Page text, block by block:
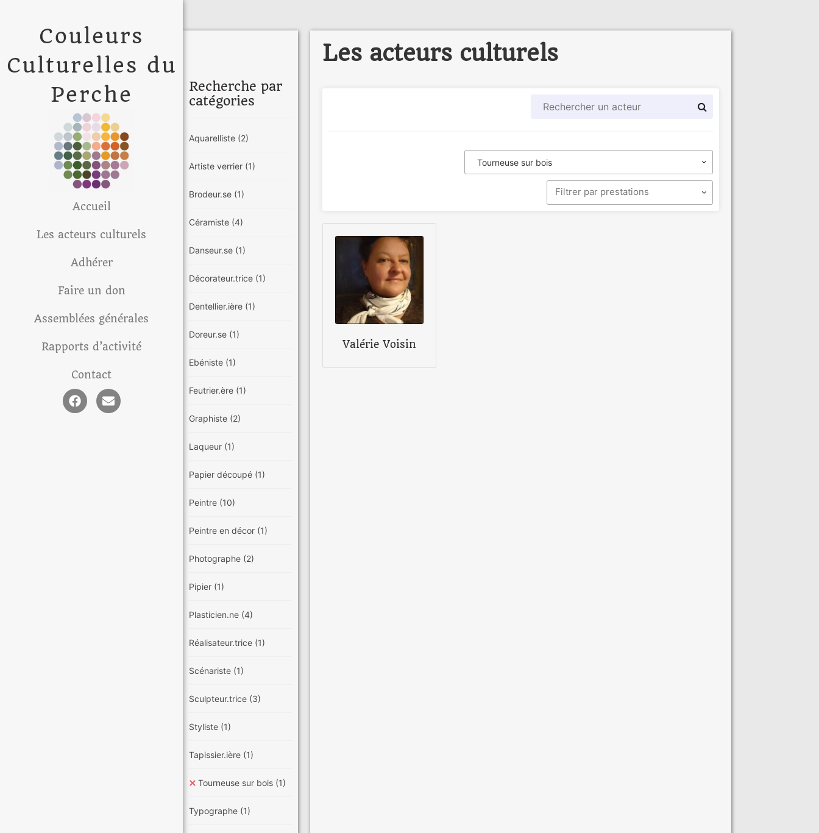
Couleurs
Culturelles du
Perche
Accueil
Les acteurs culturels
Adhérer
Faire un don
Assemblées générales
Rapports d’activité
Contact
Recherche par
catégories
Aquarelliste (2)
Artiste verrier (1)
Brodeur.se (1)
Céramiste (4)
Danseur.se (1)
Décorateur.trice (1)
Dentellier.ière (1)
Doreur.se (1)
Ebéniste (1)
Feutrier.ère (1)
Graphiste (2)
Laqueur (1)
Papier découpé (1)
Peintre (10)
Peintre en décor (1)
Photographe (2)
Pipier (1)
Plasticien.ne (4)
Réalisateur.trice (1)
Scénariste (1)
Sculpteur.trice (3)
Styliste (1)
Tapissier.ière (1)
Tourneuse sur bois (1)
Typographe (1)
Les acteurs culturels
Tourneuse sur bois
Valérie Voisin